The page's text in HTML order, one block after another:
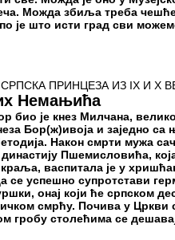
Можда збиља треба
је што исти град сви
ПРИНЦЕЗА ИЗ IX И X
Немањића
био је кнез Милчана,
Бор(ж)ивоја и заједно
Након смрти мужа
Пшемисловића,
васпитала је у
се успешно супротстави
онај који ће српском
смрћу. Почива у
гробу столећима се